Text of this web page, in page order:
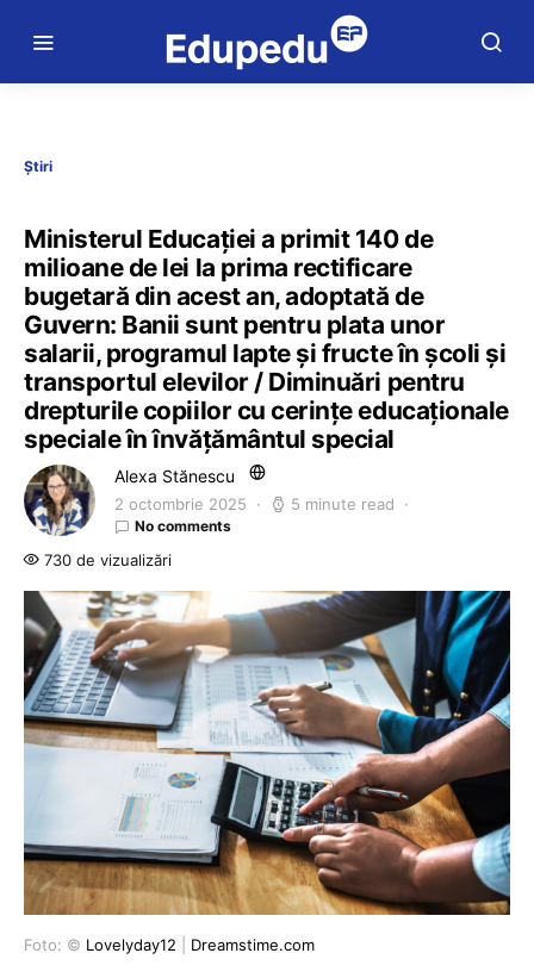
Știri
Ministerul Educației a primit 140 de
milioane de lei la prima rectificare
bugetară din acest an, adoptată de
Guvern: Banii sunt pentru plata unor
salarii, programul lapte și fructe în școli și
transportul elevilor / Diminuări pentru
drepturile copiilor cu cerințe educaționale
speciale în învățământul special
Alexa Stănescu
2 octombrie 2025 5 minute read
No comments
730 de vizualizări
Foto: © Lovelyday12 Dreamstime.com